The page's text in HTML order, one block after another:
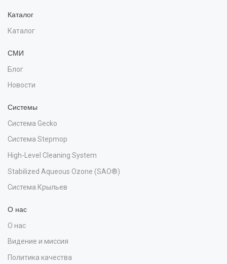
Каталог
Каталог
СМИ
Блог
Новости
Системы
Система Gecko
Система Stepmop
High-Level Cleaning System
Stabilized Aqueous Ozone (SAO®)
Система Крыльев
О нас
О нас
Видение и миссия
Политика качества